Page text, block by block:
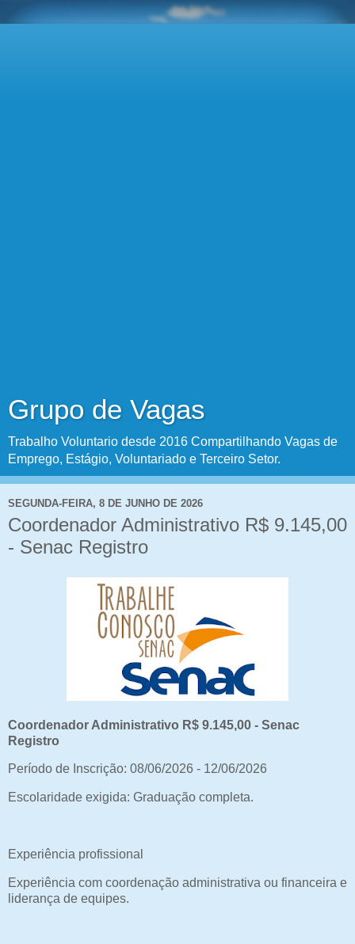
Grupo de Vagas
Trabalho Voluntario desde 2016 Compartilhando Vagas de
Emprego, Estágio, Voluntariado e Terceiro Setor.
SEGUNDA-FEIRA, 8 DE JUNHO DE 2026
Coordenador Administrativo R$ 9.145,00
- Senac Registro
Coordenador Administrativo R$ 9.145,00 - Senac
Registro
Período de Inscrição: 08/06/2026 - 12/06/2026
Escolaridade exigida: Graduação completa.
Experiência profissional
Experiência com coordenação administrativa ou financeira e
liderança de equipes.